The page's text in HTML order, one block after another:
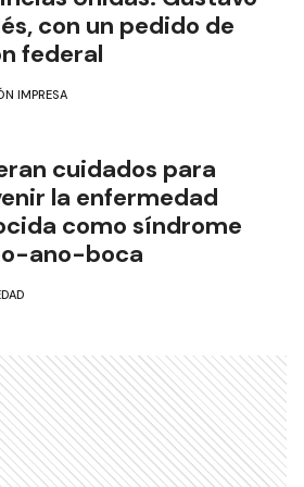
con un pedido de
federal
IMPRESA
cuidados para
la enfermedad
como síndrome
ano-boca